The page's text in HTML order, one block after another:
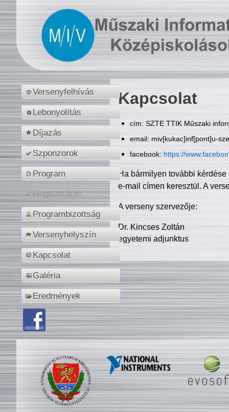
Versenyfelhívás
Lebonyolítás
Díjazás
Szponzorok
Program
Regisztráció
Programbizottság
Versenyhelyszín
Kapcsolat
Galéria
Eredmények
Kapcsolat
cím: SZTE TTIK Műszaki
email: miv[kukac]inf[pont]u-
facebook: https://
Ha bármilyen további
e-mail címen keresztül. A
A verseny szervezője:
Dr. Kincses Zoltán
egyetemi adjunktus